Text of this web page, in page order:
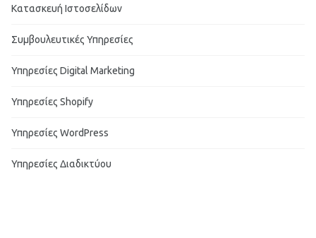
Κατασκευή Ιστοσελίδων
Συμβουλευτικές Υπηρεσίες
Υπηρεσίες Digital Marketing
Υπηρεσίες Shopify
Υπηρεσίες WordPress
Υπηρεσίες Διαδικτύου